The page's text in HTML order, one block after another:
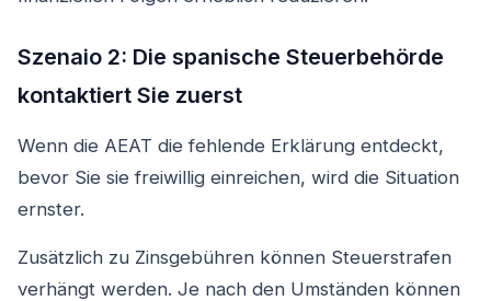
Szenaio 2: Die spanische Steuerbehörde
kontaktiert Sie zuerst
Wenn die AEAT die fehlende Erklärung entdeckt,
bevor Sie sie freiwillig einreichen, wird die Situation
ernster.
Zusätzlich zu Zinsgebühren können Steuerstrafen
verhängt werden. Je nach den Umständen können